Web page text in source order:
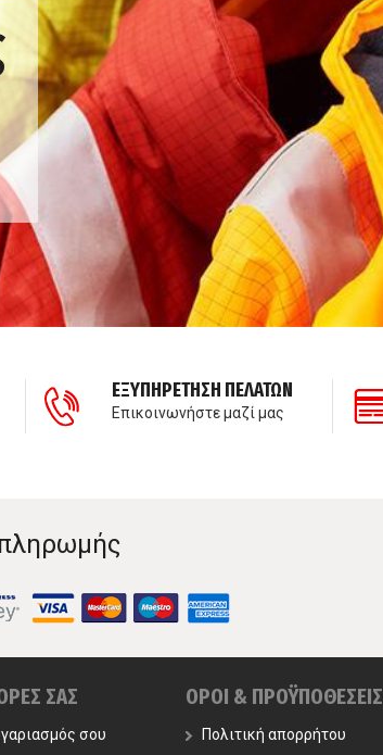
ΕΞΥΠΗΡΕΤΗΣΗ ΠΕΛΑΤΩΝ
Επικοινωνήστε μαζί μας
ΣΑΣ
σου
ΟΡΟΙ & ΠΡΟΫΠΟΘΕΣΕΙΣ
Πολιτική απορρήτου